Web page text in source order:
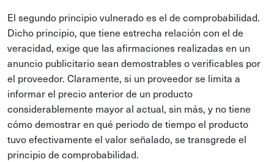
El segundo principio vulnerado es el de comprobabilidad.
Dicho principio, que tiene estrecha relación con el de
veracidad, exige que las afirmaciones realizadas en un
anuncio publicitario sean demostrables o verificables por
el proveedor. Claramente, si un proveedor se limita a
informar el precio anterior de un producto
considerablemente mayor al actual, sin más, y no tiene
cómo demostrar en qué periodo de tiempo el producto
tuvo efectivamente el valor señalado, se transgrede el
principio de comprobabilidad.